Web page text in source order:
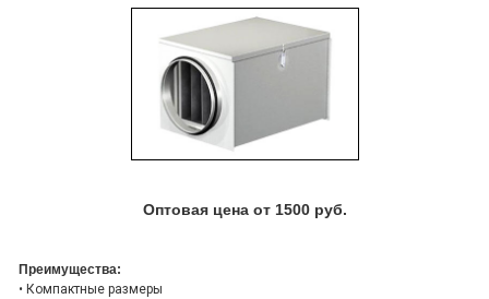
Оптовая цена от 1500 руб.
Преимущества:
• Компактные размеры